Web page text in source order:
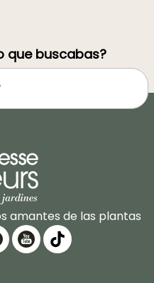
que buscabas?
amantes de las plantas